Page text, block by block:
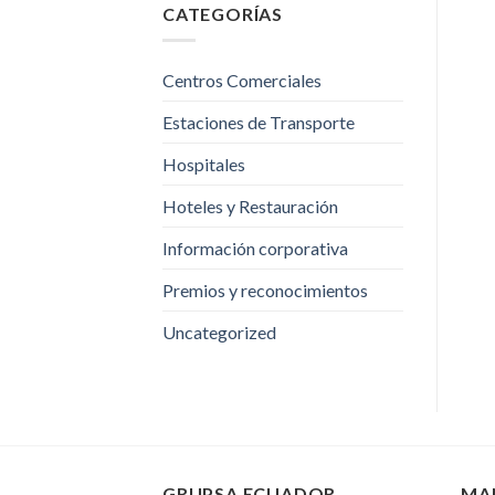
CATEGORÍAS
Centros Comerciales
Estaciones de Transporte
Hospitales
Hoteles y Restauración
Información corporativa
Premios y reconocimientos
Uncategorized